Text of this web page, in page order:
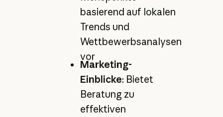
basierend auf lokalen
Trends und
Wettbewerbsanalysen
vor
Marketing-
Einblicke: Bietet
Beratung zu
effektiven